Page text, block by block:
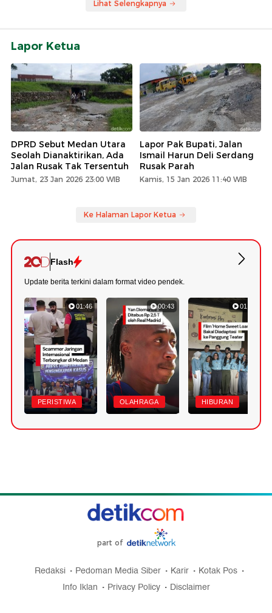
Lihat Selengkapnya
Lapor Ketua
DPRD Sebut Medan Utara
Seolah Dianaktirikan, Ada
Jalan Rusak Tak Tersentuh
Jumat, 23 Jan 2026 23:00 WIB
Lapor Pak Bupati, Jalan
Ismail Harun Deli Serdang
Rusak Parah
Kamis, 15 Jan 2026 11:40 WIB
Ke Halaman Lapor Ketua
Flash
Update berita terkini dalam format video pendek.
01:46
PERISTIWA
00:43
OLAHRAGA
01:20
HIBURAN
part of
Redaksi Pedoman Media Siber Karir
Kotak Pos
Info Iklan
Privacy Policy Disclaimer